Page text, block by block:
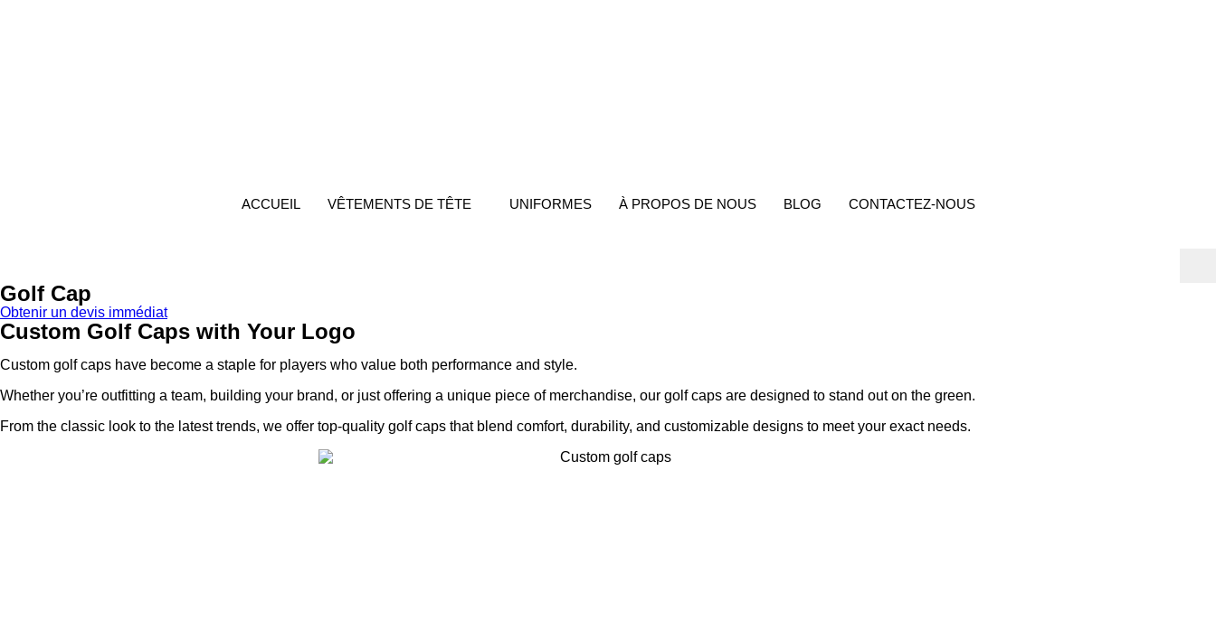
ACCUEIL VÊTEMENTS DE TÊTE UNIFORMES À PROPOS DE NOUS BLOG CONTACTEZ-NOUS
Golf Cap
Obtenir un devis immédiat
Custom Golf Caps with Your Logo
Custom golf caps have become a staple for players who value both performance and style.
Whether you’re outfitting a team, building your brand, or just offering a unique piece of merchandise, our golf caps are designed to stand out on the green.
From the classic look to the latest trends, we offer top-quality golf caps that blend comfort, durability, and customizable designs to meet your exact needs.